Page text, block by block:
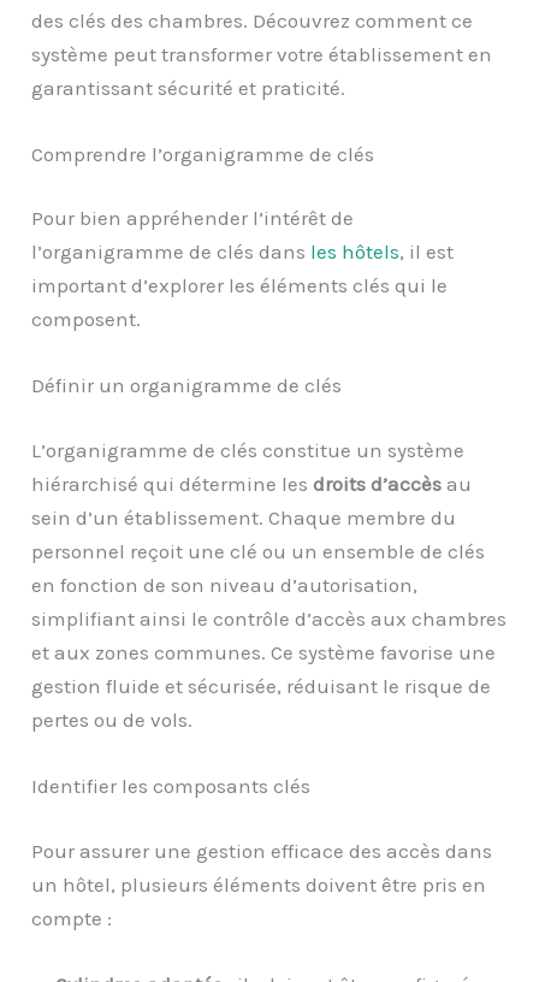
des clés des chambres. Découvrez comment ce
système peut transformer votre établissement en
garantissant sécurité et praticité.
Comprendre l’organigramme de clés
Pour bien appréhender l’intérêt de
l’organigramme de clés dans les hôtels, il est
important d’explorer les éléments clés qui le
composent.
Définir un organigramme de clés
L’organigramme de clés constitue un système
hiérarchisé qui détermine lesdroits d’accès au
sein d’un établissement. Chaque membre du
personnel reçoit une clé ou un ensemble de clés
en fonction de son niveau d’autorisation,
simplifiant ainsi le contrôle d’accès aux chambres
et aux zones communes. Ce système favorise une
gestion fluide et sécurisée, réduisant le risque de
pertes ou de vols.
Identifier les composants clés
Pour assurer une gestion efficace des accès dans
un hôtel, plusieurs éléments doivent être pris en
compte :